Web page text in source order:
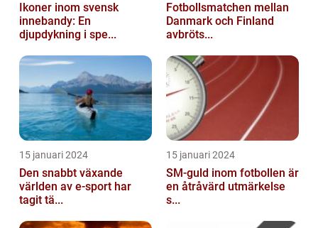
Ikoner inom svensk
innebandy: En
djupdykning i spe...
Fotbollsmatchen mellan
Danmark och Finland
avbröts...
15 januari 2024
Den snabbt växande
världen av e-sport har
tagit tä...
15 januari 2024
SM-guld inom fotbollen är
en åtråvärd utmärkelse
s...